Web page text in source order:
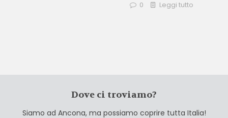
0 Leggi tutto
Dove ci troviamo?
Siamo ad Ancona, ma possiamo coprire tutta Italia!